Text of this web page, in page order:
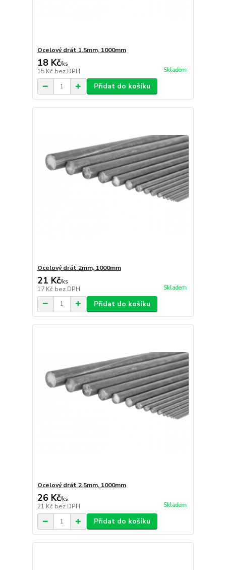
Ocelový drát 1.5mm, 1000mm
18 Kč/ks
15 Kč bez DPH Skladem
Přidat do košíku
Ocelový drát 2mm, 1000mm
21 Kč/ks
17 Kč bez DPH Skladem
Přidat do košíku
Ocelový drát 2.5mm, 1000mm
26 Kč/ks
21 Kč bez DPH Skladem
Přidat do košíku